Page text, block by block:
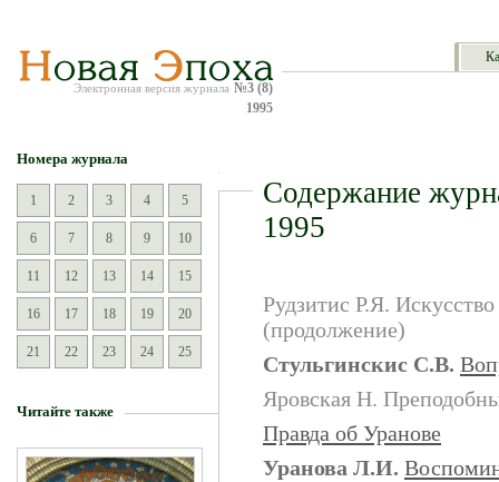
Электронная версия журнала №3 (8)
1995
Номера журнала
1 2 3 4 5
6 7 8 9 10
11 12 13 14 15
16 17 18 19 20
21 22 23 24 25
Читайте также
Содержание
1995
Рудзитис Р.Я.
(продолжение)
Стульгинскис С.В.
Яровская Н.
Правда об Уранове
Уранова Л.И.